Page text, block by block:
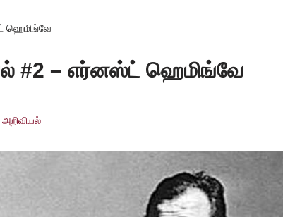
ஹெமிங்வே
#2 – எர்னஸ்ட் ஹெமிங்வே
அறிவியல்